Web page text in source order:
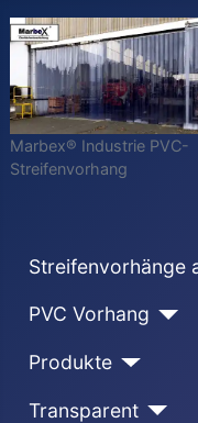
Marbex® Industrie PVC-
Streifenvorhang
Streifenvorhänge
PVC Vorhang
Produkte
Transparent